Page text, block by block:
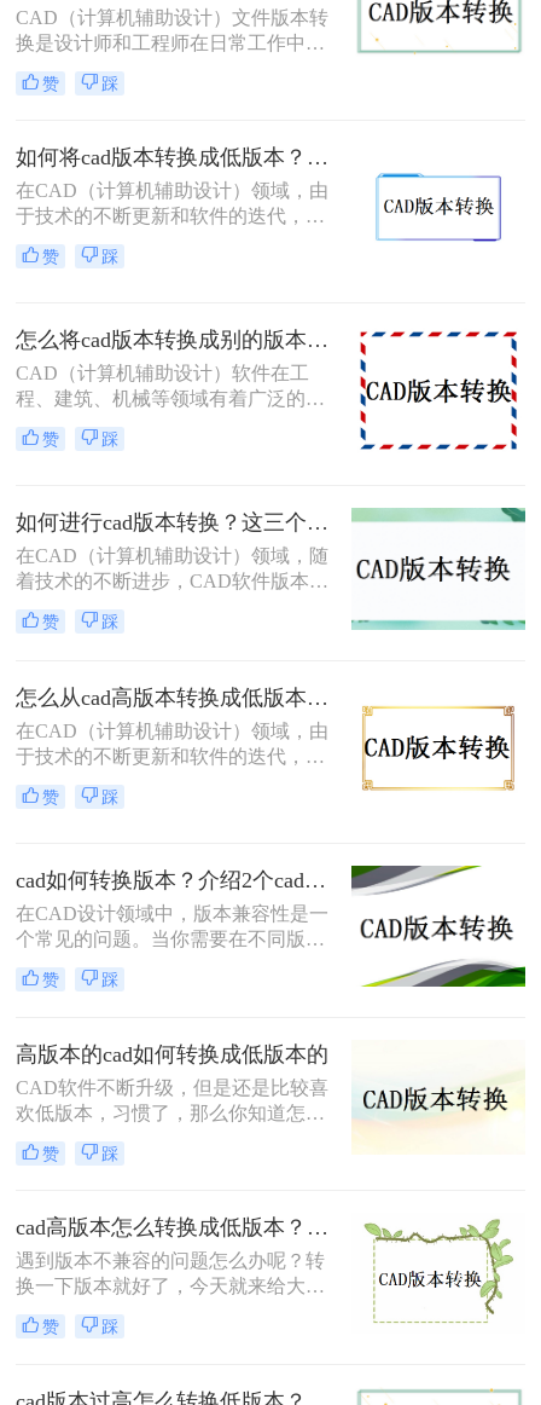
版本怎么转呢？下面，我们将详细介
绍几种CAD高版本转低版本的方法。
CAD（计算机辅助设计）文件版本转
换是设计师和工程师在日常工作中经
常遇到的需求。随着CAD软件的不断
更新和发展，有时我们需要将旧版本
版本的软件中打开和编辑。那么如何
转换CAD版本呢？本文将详细介绍三
种CAD版本转换的方法，帮助您轻松
完成版本转换。
赞 踩
如何将cad版本转换成低版本？教你三个小妙招轻松搞定！
在CAD（计算机辅助设计）领域，由
于技术的不断更新和软件的迭代，我
们有时需要将CAD文件从高版本转换
为低版本，以便在旧版本的CAD软件
种常用的方法，帮助您轻松完成CAD
版本的转换。
赞 踩
怎么将cad版本转换成别的版本？分享3个简单转换方法！
CAD（计算机辅助设计）软件在工
程、建筑、机械等领域有着广泛的应
用。然而，由于不同版本的CAD软件
之间存在兼容性问题，因此，将CAD
细介绍怎么将cad版本转换成别的版
本。
赞 踩
如何进行cad版本转换？这三个方法了解一下！
在CAD（计算机辅助设计）领域，随
着技术的不断进步，CAD软件版本不
断更新，这导致了不同版本之间的兼
容性问题。为了确保设计数据的准确
本，提高工作效率，CAD版本转换成
为了一个必要的步骤。本文将详细介
绍如何进行cad版本转换的方法，并提
供一些实用的技巧。
赞 踩
怎么从cad高版本转换成低版本？教你四个小妙招轻松搞定！
在CAD（计算机辅助设计）领域，由
于技术的不断更新和软件的迭代，我
们常常会遇到CAD文件版本不兼容的
问题。特别是在项目合作、文件传输
本，导致无法直接打开高版本的CAD
文件。此时，将CAD高版本转换成低
版本就显得尤为重要。那么怎么从
介绍几种将CAD高版本转换成低版本
赞 踩
cad如何转换版本？介绍2个cad版本转换方法！
在CAD设计领域中，版本兼容性是一
个常见的问题。当你需要在不同版本
的CAD软件之间进行文件转换时，可
能会遇到一些困扰。那么cad如何转换
的方法，帮助你解决CAD版本转换的
问题。
赞 踩
高版本的cad如何转换成低版本的
CAD软件不断升级，但是还是比较喜
欢低版本，习惯了，那么你知道怎么
高版本的cad如何转换成低版本的吗？
今天我们来谈谈如何cad版本转换器，
你的朋友，希望能帮助到大家哦。
赞 踩
cad高版本怎么转换成低版本？推荐这三种方法给大家！
遇到版本不兼容的问题怎么办呢？转
换一下版本就好了，今天就来给大家
讲讲cad高版本怎么转换成低版本的事
项，工作中经常会遇到这样的问题，
最好的方法就是转换一下版本，那么
赞 踩